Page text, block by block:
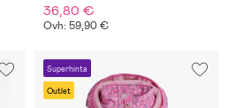
36,80 €
Ovh: 59,90 €
Superhinta
Outlet